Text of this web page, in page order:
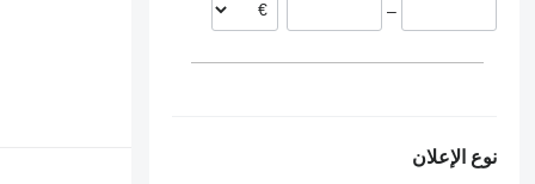
–
نوع الإعلان